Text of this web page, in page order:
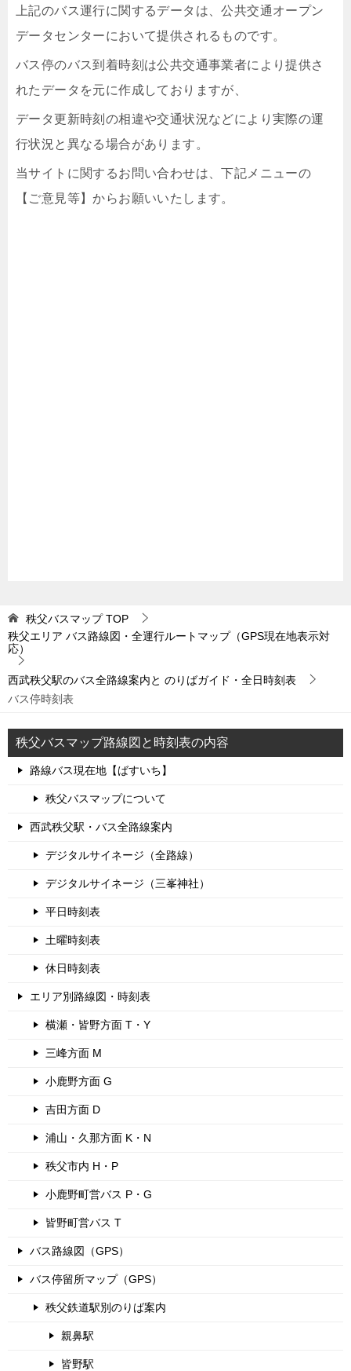
上記のバス運行に関するデータは、公共交通オープン
データセンターにおいて提供されるものです。
バス停のバス到着時刻は公共交通事業者により提供さ
れたデータを元に作成しておりますが、
データ更新時刻の相違や交通状況などにより実際の運
行状況と異なる場合があります。
当サイトに関するお問い合わせは、下記メニューの
【ご意見等】からお願いいたします。
秩父バスマップTOP
秩父エリア バス路線図・全運行ルートマップ（GPS現在地表示対
応）
西武秩父駅のバス全路線案内と のりばガイド・全日時刻表
バス停時刻表
秩父バスマップ路線図と時刻表の内容
路線バス現在地【ばすいち】
秩父バスマップについて
西武秩父駅・バス全路線案内
デジタルサイネージ（全路線）
デジタルサイネージ（三峯神社）
平日時刻表
土曜時刻表
休日時刻表
エリア別路線図・時刻表
横瀬・皆野方面 T・Y
三峰方面 M
小鹿野方面 G
吉田方面 D
浦山・久那方面 K・N
秩父市内 H・P
小鹿野町営バス P・G
皆野町営バス T
バス路線図（GPS）
バス停留所マップ（GPS）
秩父鉄道駅別のりば案内
親鼻駅
皆野駅